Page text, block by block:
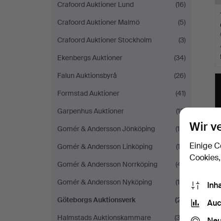
Crafoord Auktioner Lund
(16)
Crafoord Auktioner Malmö
(5)
Crafoord Auktioner Stockholm
(3)
Ekenbergs Auktioner
(34)
Falun Auktionsbyrå
(26)
Formstad Auktioner
(41)
Garpenhus Auktioner
(12)
Gomér & Andersson Jönköping
(15)
Gomér & Andersson Linköping
(12)
Gomér & Andersson Norrköping
(41)
Gomér & Andersson Nyköping
(19)
Göteborgs Auktionsverk
(21)
Halmstads Auktionskammare
(33)
Wir
Einige